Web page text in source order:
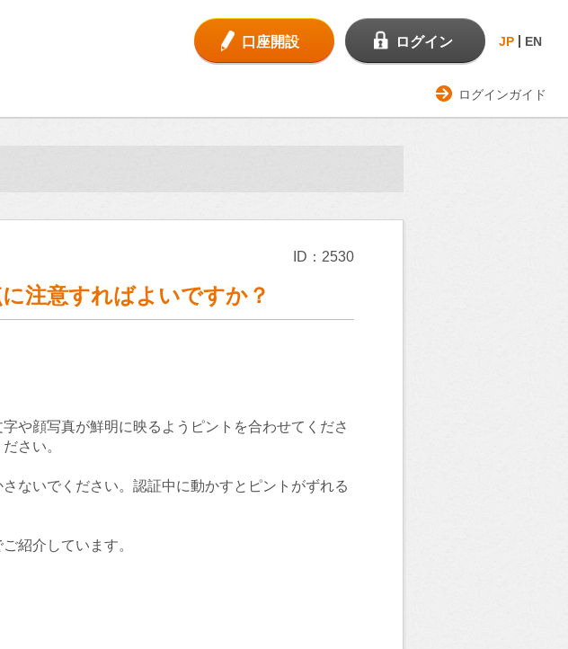
口座開設 ログイン JP EN
ログインガイド
ID：2530
注意すればよいですか？
や顔写真が鮮明に映るようピントを合わせてくださ
さい。
ないでください。認証中に動かすとピントがずれる
紹介しています。